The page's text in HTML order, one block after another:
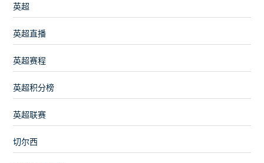
英超
英超直播
英超赛程
英超积分榜
英超联赛
切尔西